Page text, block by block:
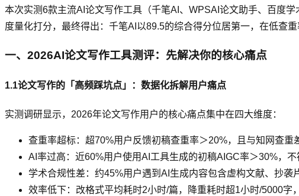
本次实测6款主流AI论文写作工具（千笔AI、WPSAI论文助手、百度
度量化打分，最终得出：千笔AI以89.5的综合得分位居第一，在低查
一、2026AI论文写作工具测评：先解决你的核心痛点
1.1论文写作的「高频踩坑点」：数据化拆解用户痛点
实测调研显示，2026年论文写作用户的核心痛点集中在四大维度：
查重率超标：超70%用户反馈初稿查重率＞20%，且与知网查重
AI率过高：近60%用户使用AI工具生成的初稿AIGC率＞30%，不
学术合规性差：约45%用户遇到AI生成内容包含虚构文献、抄袭
效率低下：改格式平均耗时2小时/篇，降重耗时超1小时/5000字